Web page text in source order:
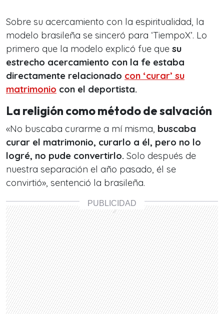
Sobre su acercamiento con la espiritualidad, la
modelo brasileña se sinceró para ‘TiempoX’. Lo
primero que la modelo explicó fue que su
estrecho acercamiento con la fe estaba
directamente relacionado con ‘curar’ su
matrimonio con el deportista.
La religión como método de salvación
«No buscaba curarme a mí misma, buscaba
curar el matrimonio, curarlo a él, pero no lo
logré, no pude convertirlo. Solo después de
nuestra separación el año pasado, él se
convirtió», sentenció la brasileña.